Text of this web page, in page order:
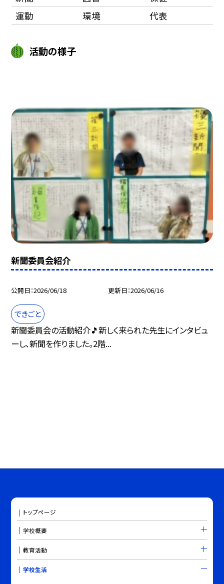
運動
環境 代表
活動の様子
新聞委員会紹介
公開日 2026/06/18 更新日 2026/06/16
できごと
新聞委員会の活動紹介🎵新しく来られた先生にインタビュ
ーし、新聞を作りました。2階...
トップページ
学校概要
教育活動
学校生活